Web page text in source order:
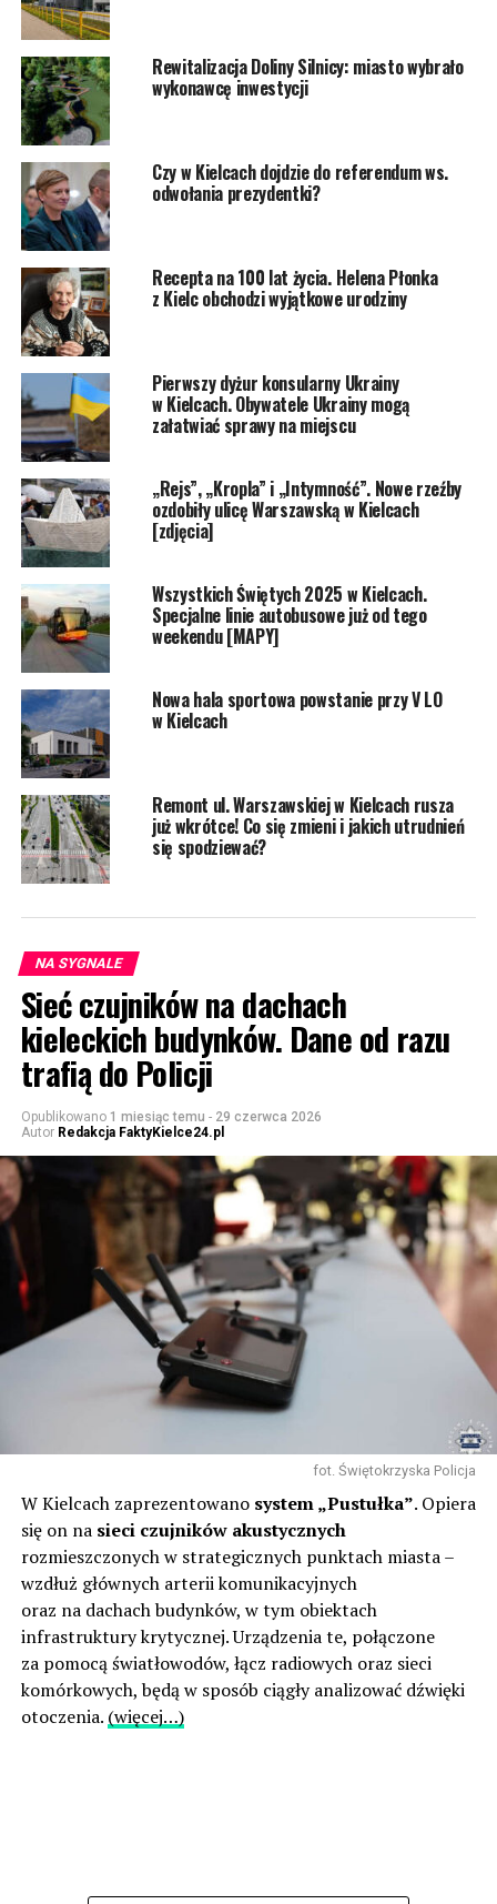
Rewitalizacja Doliny Silnicy: miasto wybrało
wykonawcę inwestycji
Czy w Kielcach dojdzie do referendum ws.
odwołania prezydentki?
Recepta na 100 lat życia. Helena Płonka
z Kielc obchodzi wyjątkowe urodziny
Pierwszy dyżur konsularny Ukrainy
w Kielcach. Obywatele Ukrainy mogą
załatwiać sprawy na miejscu
„Rejs”, „Kropla” i „Intymność”. Nowe rzeźby
ozdobiły ulicę Warszawską w Kielcach
[zdjęcia]
Wszystkich Świętych 2025 w Kielcach.
Specjalne linie autobusowe już od tego
weekendu [MAPY]
Nowa hala sportowa powstanie przy V LO
w Kielcach
Remont ul. Warszawskiej w Kielcach rusza
już wkrótce! Co się zmieni i jakich utrudnień
się spodziewać?
NA SYGNALE
Sieć czujników na dachach
kieleckich budynków. Dane od razu
trafią do Policji
Opublikowano 1 miesiąc temu - 29 czerwca 2026
Autor Redakcja FaktyKielce24.pl
fot. Świętokrzyska Policja
W Kielcach zaprezentowano system „Pustułka”. Opiera
się on na sieci czujników akustycznych
rozmieszczonych w strategicznych punktach miasta –
wzdłuż głównych arterii komunikacyjnych
oraz na dachach budynków, w tym obiektach
infrastruktury krytycznej. Urządzenia te, połączone
za pomocą światłowodów, łącz radiowych oraz sieci
komórkowych, będą w sposób ciągły analizować dźwięki
otoczenia. (więcej…)